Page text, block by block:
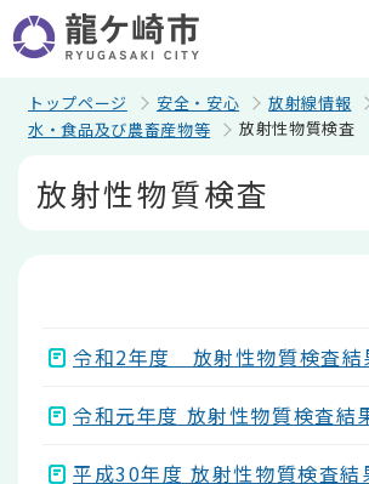
の
ペ
トップページ 安全・安心
放射線情報
水・食品及び農畜産物等
放射性物質検査
放射性物質検査
令和2年度 放射性物質検査結
令和元年度 放射性物質検査結
平成30年度 放射性物質検査結